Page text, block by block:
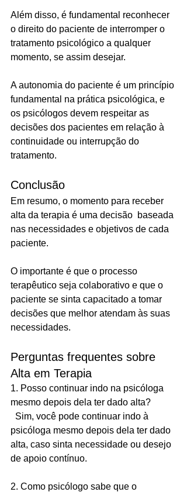
Além disso, é fundamental reconhecer
o direito do paciente de interromper o
tratamento psicológico a qualquer
momento, se assim desejar.
A autonomia do paciente é um princípio
fundamental na prática psicológica, e
os psicólogos devem respeitar as
decisões dos pacientes em relação à
continuidade ou interrupção do
tratamento.
Conclusão
Em resumo, o momento para receber
alta da terapia é uma decisão  baseada
nas necessidades e objetivos de cada
paciente.
O importante é que o processo
terapêutico seja colaborativo e que o
paciente se sinta capacitado a tomar
decisões que melhor atendam às suas
necessidades.
Perguntas frequentes sobre
Alta em Terapia
1. Posso continuar indo na psicóloga
mesmo depois dela ter dado alta?
Sim, você pode continuar indo à
psicóloga mesmo depois dela ter dado
alta, caso sinta necessidade ou desejo
de apoio contínuo.
2. Como psicólogo sabe que o